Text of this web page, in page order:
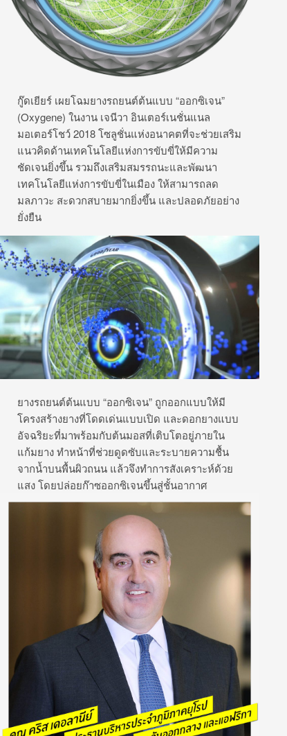
กู๊ดเยียร์ เผยโฉมยางรถยนต์ต้นแบบ “ออกซิเจน”
(Oxygene) ในงาน เจนีวา อินเตอร์เนชั่นแนล
มอเตอร์โชว์ 2018 โซลูชั่นแห่งอนาคตที่จะช่วยเสริม
แนวคิดด้านเทคโนโลยีแห่งการขับขี่ให้มีความ
ชัดเจนยิ่งขึ้น รวมถึงเสริมสมรรถนะและพัฒนา
เทคโนโลยีแห่งการขับขี่ในเมือง ให้สามารถลด
มลภาวะ สะดวกสบายมากยิ่งขึ้น และปลอดภัยอย่าง
ยั่งยืน
ยางรถยนต์ต้นแบบ “ออกซิเจน” ถูกออกแบบให้มี
โครงสร้างยางที่โดดเด่นแบบเปิด และดอกยางแบบ
อัจฉริยะที่มาพร้อมกับต้นมอสที่เติบโตอยู่ภายใน
แก้มยาง ทำหน้าที่ช่วยดูดซับและระบายความชื้น
จากน้ำบนพื้นผิวถนน แล้วจึงทำการสังเคราะห์ด้วย
แสง โดยปล่อยก๊าซออกซิเจนขึ้นสู่ชั้นอากาศ